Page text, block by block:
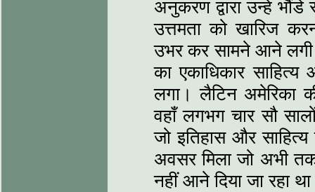
अनुकरण द्वारा उन्हें
उत्तमता को खारिज
उभर कर सामने आने लगी
का एकाधिकार
लगा। लैटिन अमेरिका
वहाँ लगभग चार सौ
जो इतिहास और
अवसर मिला जो अभी
नहीं आने दिया जा रहा